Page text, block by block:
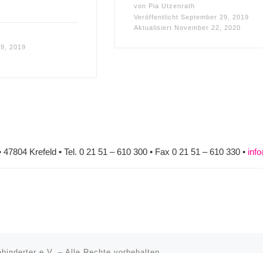
2019
von Pia Utzenrath
Veröffentlicht September 29, 2019
Aktualisiert November 22, 2020
Krefeld • Tel. 0 21 51 – 610 300 • Fax 0 21 51 – 610 330 •